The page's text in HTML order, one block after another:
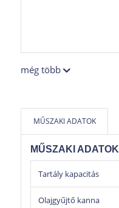
még több
MŰSZAKI ADATOK
MŰSZAKI ADATOK
Tartály kapacitás
Olajgyűjtő kanna